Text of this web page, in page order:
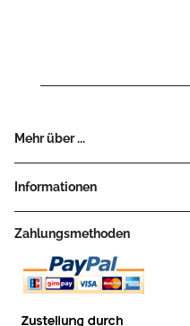
Mehr über ...
Informationen
Zahlungsmethoden